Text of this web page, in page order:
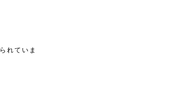
れていま